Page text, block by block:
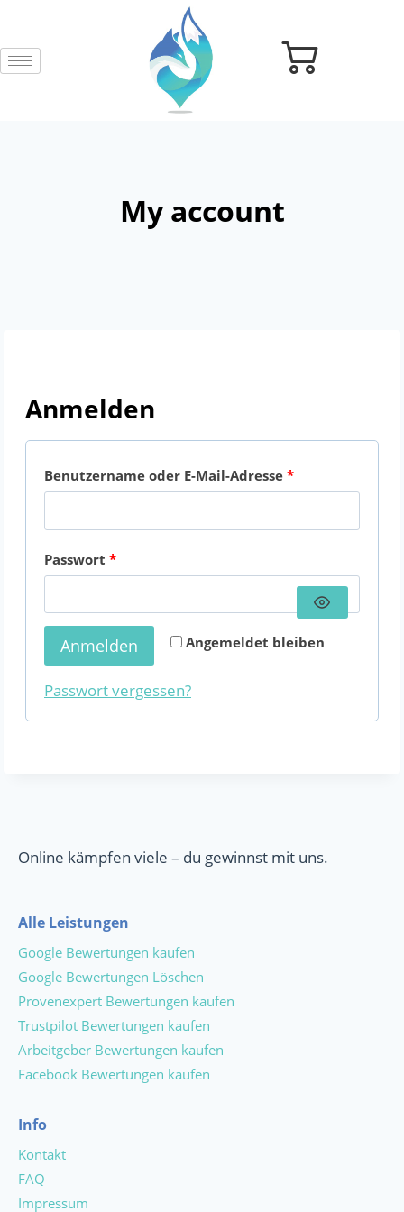
My account
Anmelden
Benutzername oder E-Mail-Adresse *
Passwort *
l
t
v
Angemeldet bleiben
Anmelden
Passwort vergessen?
Online kämpfen viele – du gewinnst mit uns.
Alle Leistungen
Google Bewertungen kaufen
Google Bewertungen Löschen
Provenexpert Bewertungen kaufen
Trustpilot Bewertungen kaufen
Arbeitgeber Bewertungen kaufen
Facebook Bewertungen kaufen
Info
Kontakt
FAQ
Impressum